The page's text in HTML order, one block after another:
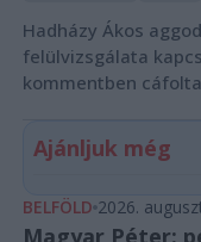
Hadházy Ákos
felülvizsgálata
kommentben
Ajánljuk még
BELFÖLD 2026.